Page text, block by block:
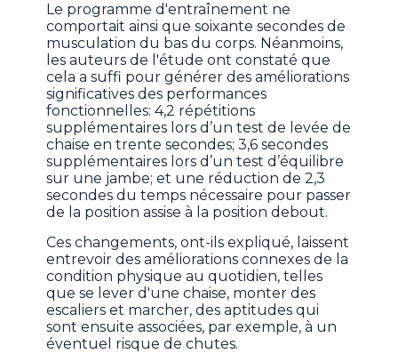
Le programme d'entraînement ne
comportait ainsi que soixante secondes de
musculation du bas du corps. Néanmoins,
les auteurs de l'étude ont constaté que
cela a suffi pour générer des améliorations
significatives des performances
fonctionnelles: 4,2 répétitions
supplémentaires lors d’un test de levée de
chaise en trente secondes; 3,6 secondes
supplémentaires lors d’un test d’équilibre
sur une jambe; et une réduction de 2,3
secondes du temps nécessaire pour passer
de la position assise à la position debout.
Ces changements, ont-ils expliqué, laissent
entrevoir des améliorations connexes de la
condition physique au quotidien, telles
que se lever d'une chaise, monter des
escaliers et marcher, des aptitudes qui
sont ensuite associées, par exemple, à un
éventuel risque de chutes.